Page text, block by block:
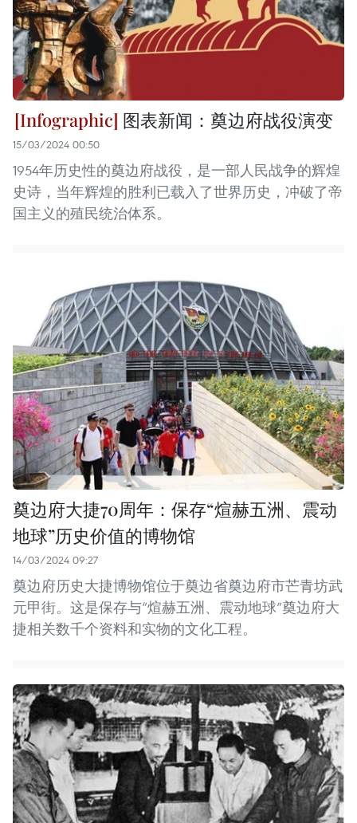
图表新闻：奠边府战役演变
15/03/2024 00:50
1954年历史性的奠边府战役，是一部人民战争的辉煌
史诗，当年辉煌的胜利已载入了世界历史，冲破了帝
国主义的殖民统治体系。
奠边府大捷70周年：保存“煊赫五洲、震动
地球”历史价值的博物馆
14/03/2024 09:27
奠边府历史大捷博物馆位于奠边省奠边府市芒青坊武
元甲街。这是保存与“煊赫五洲、震动地球”奠边府大
捷相关数千个资料和实物的文化工程。